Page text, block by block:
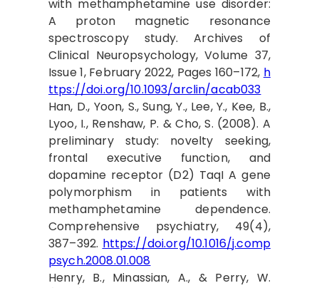
with methamphetamine use disorder:
A proton magnetic resonance
spectroscopy study. Archives of
Clinical Neuropsychology, Volume 37,
Issue 1, February 2022, Pages 160–172, h
ttps://doi.org/10.1093/arclin/acab033
Han, D., Yoon, S., Sung, Y., Lee, Y., Kee, B.,
Lyoo, I., Renshaw, P. & Cho, S. (2008). A
preliminary study: novelty seeking,
frontal executive function, and
dopamine receptor (D2) TaqI A gene
polymorphism in patients with
methamphetamine dependence.
Comprehensive psychiatry, 49(4),
387–392. https://doi.org/10.1016/j.comp
psych.2008.01.008
Henry, B., Minassian, A., & Perry, W.